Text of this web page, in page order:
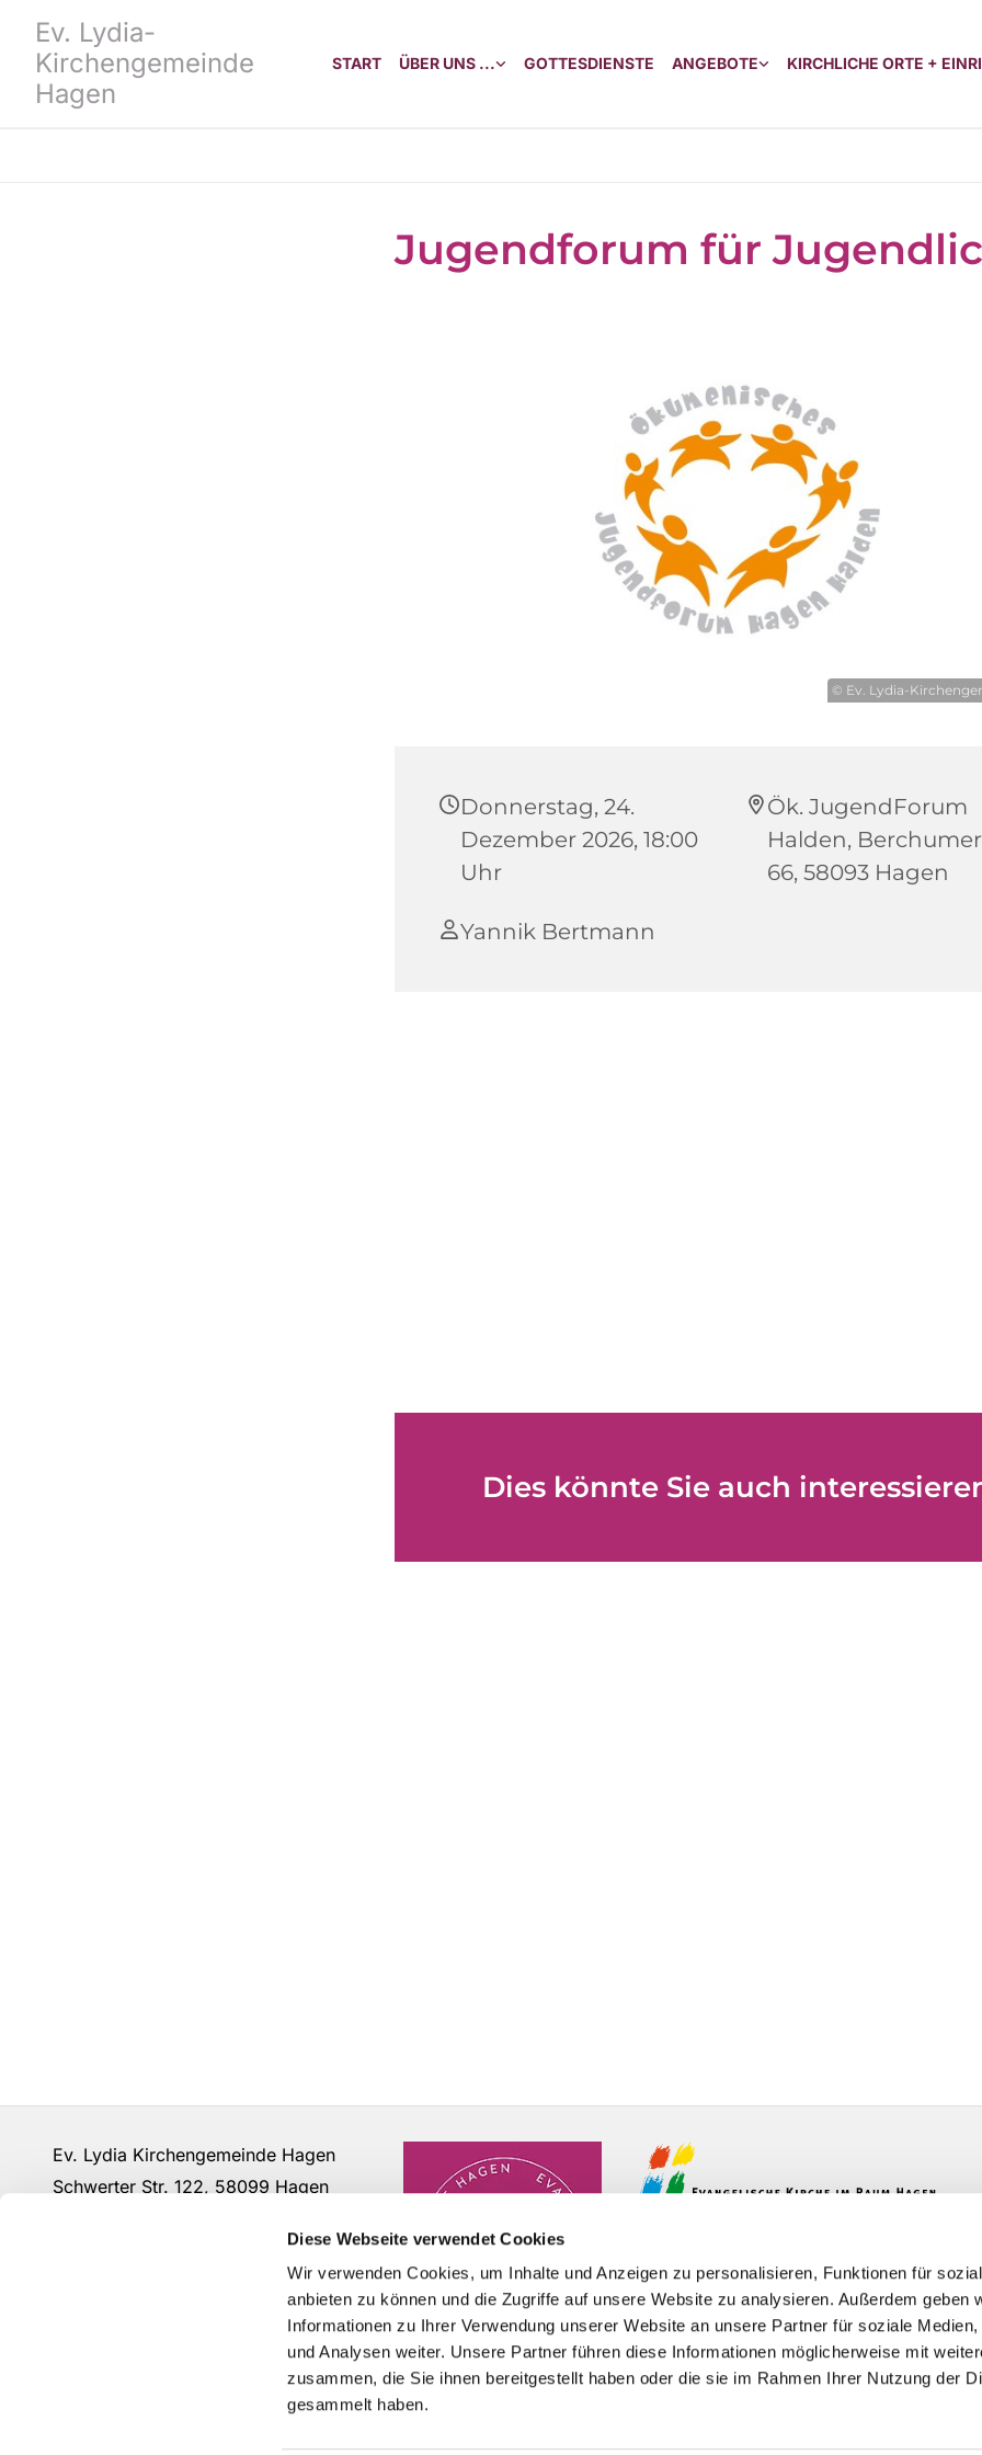
Diese Webseite verwendet Cookies
Wir verwenden Cookies, um Inhalte und Anzeigen zu personalisieren, Funktionen für
anbieten zu können und die Zugriffe auf unsere Website zu analysieren. Außerdem geben
Informationen zu Ihrer Verwendung unserer Website an unsere Partner für soziale Medien,
und Analysen weiter. Unsere Partner führen diese Informationen möglicherweise mit
zusammen, die Sie ihnen bereitgestellt haben oder die sie im Rahmen Ihrer Nutzung der
gesammelt haben.
Ev. Lydia-
Kirchengemeinde
Hagen
START ÜBER UNS ... GOTTESDIENSTE ANGEBOTE KIRCHLICHE ORTE +
Jugendforum für
© Ev. Lydia-
Donnerstag, 24.
Dezember 2026, 18:00
Uhr
Ök. JugendForum
Halden,
66, 58093 Hagen
Yannik Bertmann
Dies könnte Sie auch
Ev. Lydia Kirchengemeinde Hagen
Schwerter Str. 122, 58099 Hagen